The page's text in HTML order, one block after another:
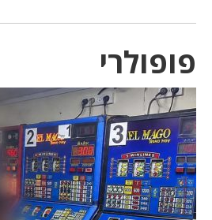
פופולרי